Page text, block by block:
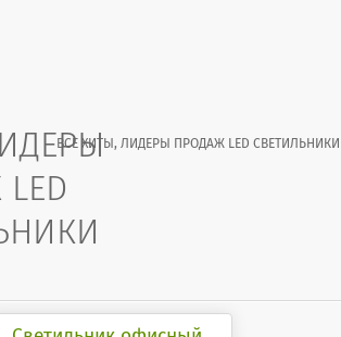
ВСЕ ХИТЫ, ЛИДЕРЫ ПРОДАЖ LED СВЕТИЛЬНИКИ